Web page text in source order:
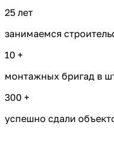
25 лет
занимаемся
10 +
монтажных бригад в
300 +
успешно сдали